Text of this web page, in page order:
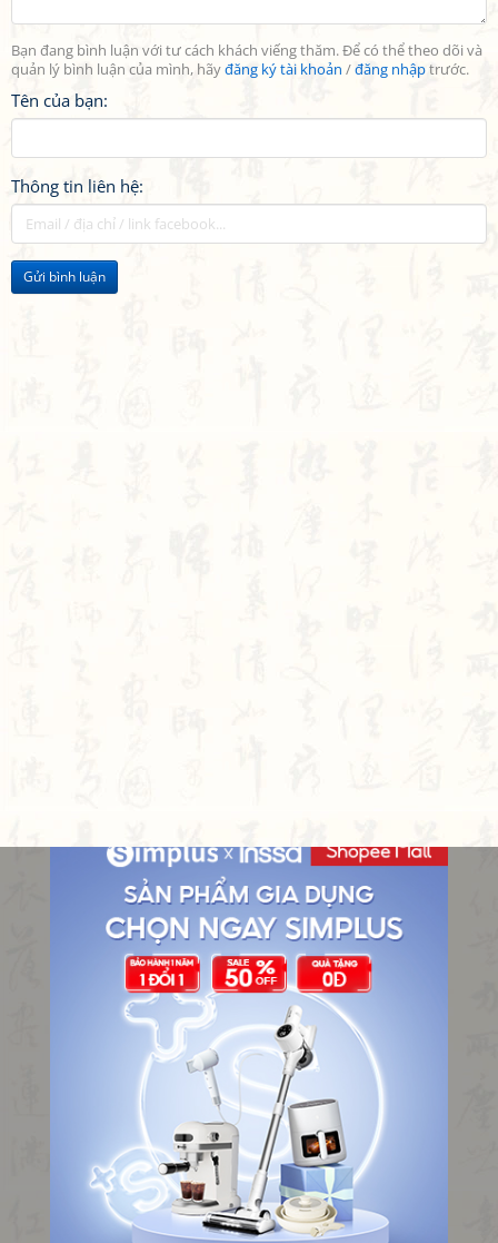
Bạn đang bình luận với tư cách khách viếng thăm. Để có thể theo dõi và
quản lý bình luận của mình, hãyđăng ký tài khoản /đăng nhậptrước.
Tên của bạn:
Thông tin liên hệ:
Gửi bình luận